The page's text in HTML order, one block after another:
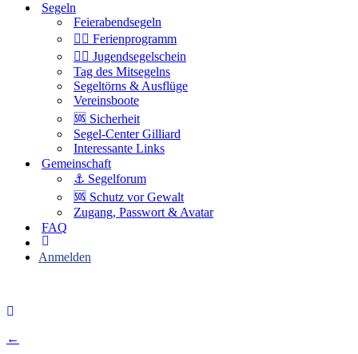
Segeln
Feierabendsegeln
🏴‍☠️ Ferienprogramm
🏴‍☠️ Jugendsegelschein
Tag des Mitsegelns
Segeltörns & Ausflüge
Vereinsboote
🆘 Sicherheit
Segel-Center Gilliard
Interessante Links
Gemeinschaft
⚓️ Segelforum
🆘 Schutz vor Gewalt
Zugang, Passwort & Avatar
FAQ
Anmelden
←